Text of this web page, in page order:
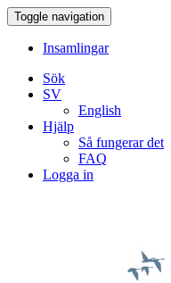
Toggle navigation
Insamlingar
Sök
SV
English
Hjälp
Så fungerar det
FAQ
Logga in